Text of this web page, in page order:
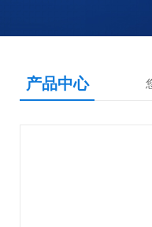
产品中心